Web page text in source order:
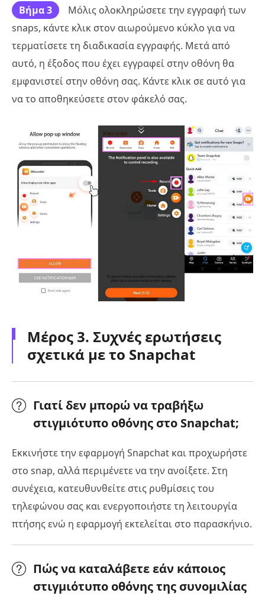
Βήμα 3
Μόλις ολοκληρώσετε την εγγραφή των
snaps, κάντε κλικ στον αιωρούμενο κύκλο για να
τερματίσετε τη διαδικασία εγγραφής. Μετά από
αυτό, η έξοδος που έχει εγγραφεί στην οθόνη θα
εμφανιστεί στην οθόνη σας. Κάντε κλικ σε αυτό για
να το αποθηκεύσετε στον φάκελό σας.
Μέρος 3. Συχνές ερωτήσεις
σχετικά με το Snapchat
Γιατί δεν μπορώ να τραβήξω
στιγμιότυπο οθόνης στο Snapchat;
Εκκινήστε την εφαρμογή Snapchat και προχωρήστε
στο snap, αλλά περιμένετε να την ανοίξετε. Στη
συνέχεια, κατευθυνθείτε στις ρυθμίσεις του
τηλεφώνου σας και ενεργοποιήστε τη λειτουργία
πτήσης ενώ η εφαρμογή εκτελείται στο παρασκήνιο.
Πώς να καταλάβετε εάν κάποιος
στιγμιότυπο οθόνης της συνομιλίας